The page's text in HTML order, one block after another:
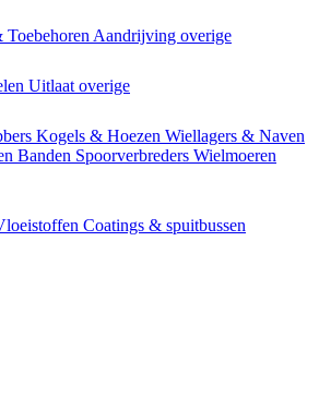
Aandrijving overige
Uitlaat overige
Kogels & Hoezen Wiellagers & Naven
Banden Spoorverbreders Wielmoeren
Coatings & spuitbussen